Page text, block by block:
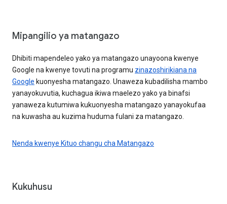
Mipangilio ya matangazo
Dhibiti mapendeleo yako ya matangazo unayoona kwenye
Google na kwenye tovuti na programu zinazoshirikiana na
Google kuonyesha matangazo. Unaweza kubadilisha mambo
yanayokuvutia, kuchagua ikiwa maelezo yako ya binafsi
yanaweza kutumiwa kukuonyesha matangazo yanayokufaa
na kuwasha au kuzima huduma fulani za matangazo.
Nenda kwenye Kituo changu cha Matangazo
Kukuhusu